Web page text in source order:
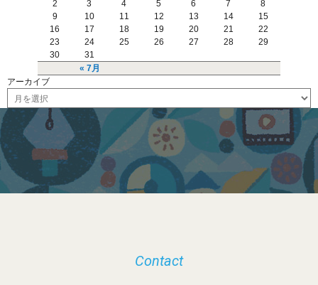
« 7月
2
3 4 5 6 7
8
9
10 11 12 13 14
15
16
17 18 19 20 21
22
23
24 25 26 27 28
29
30
31
アーカイブ
ー
イ
ブ
Contact